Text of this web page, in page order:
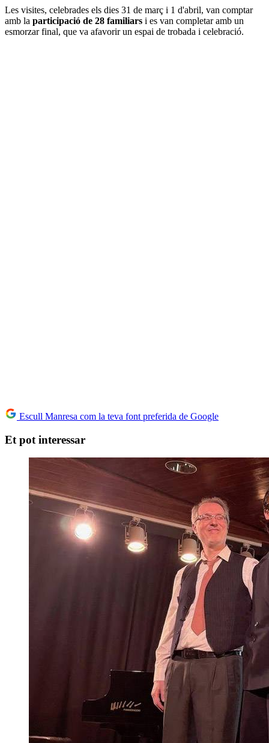
Les visites, celebrades els dies 31 de març i 1 d'abril, van comptar
amb la participació de 28 familiars i es van completar amb un
esmorzar final, que va afavorir un espai de trobada i celebració.
Escull Manresa com la teva font preferida de Google
Et pot interessar